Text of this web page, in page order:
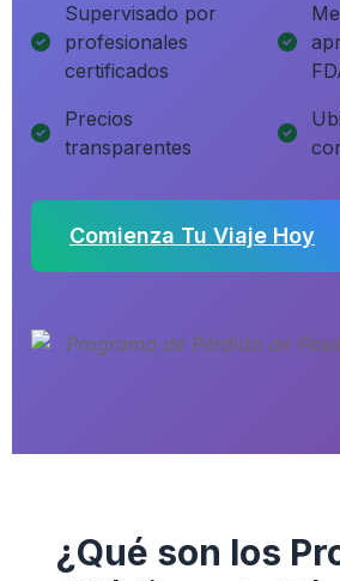
Supervisado por
profesionales
certificados
Precios
transparentes
Comienza Tu Viaje Hoy
¿Qué son los